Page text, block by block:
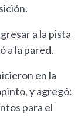
a la pista
a la pared.
en la
y agregó:
para el